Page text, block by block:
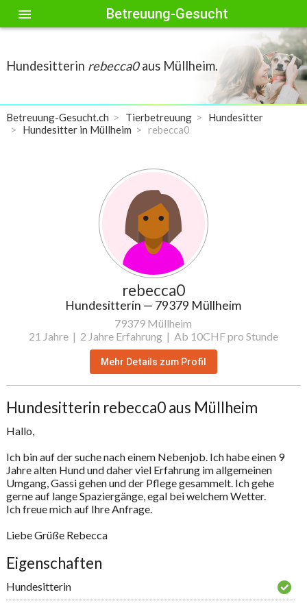
menu Betreuung-Gesucht
Hundesitterin rebecca0aus Müllheim.
Betreuung-Gesucht.ch Tierbetreuung
Hundesitter
Hundesitter in Müllheim
rebecca0
rebecca0
Hundesitterin — 79379 Müllheim
79379 Müllheim
21 Jahre | 2 Jahre Erfahrung | Ab 10CHF pro Stunde
Mehr Details zum Profil
Hundesitterin rebecca0 aus Müllheim
Hallo,
Ich bin auf der suche nach einem Nebenjob. Ich habe einen 9
Jahre alten Hund und daher viel Erfahrung im allgemeinen
Umgang, Gassi gehen und der Pflege gesammelt. Ich gehe
gerne auf lange Spaziergänge, egal bei welchem Wetter.
Ich freue mich auf Ihre Anfrage.
Liebe Grüße Rebecca
Eigenschaften
Hundesitterin